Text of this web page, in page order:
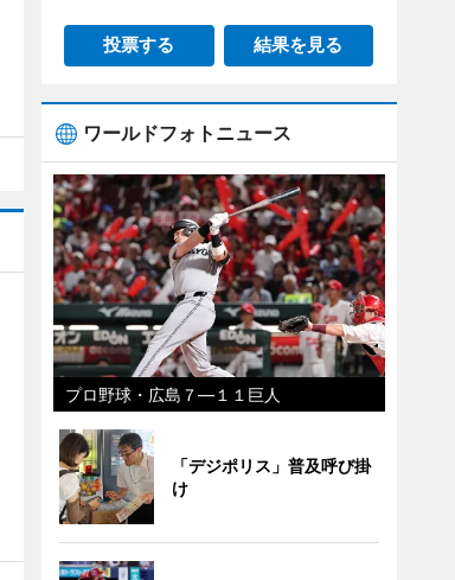
投票する 結果を見る
ワールドフォトニュース
プロ野球・広島７―１１巨人
「デジポリス」普及呼び掛
け